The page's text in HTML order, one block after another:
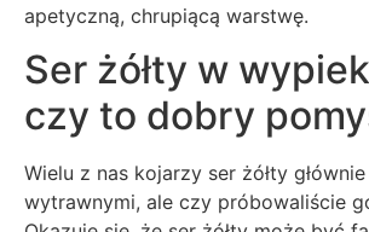
apetyczną, chrupiącą warstwę.
Ser żółty w
czy to dobry
Wielu z nas kojarzy ser żółty
wytrawnymi, ale czy próbowaliście